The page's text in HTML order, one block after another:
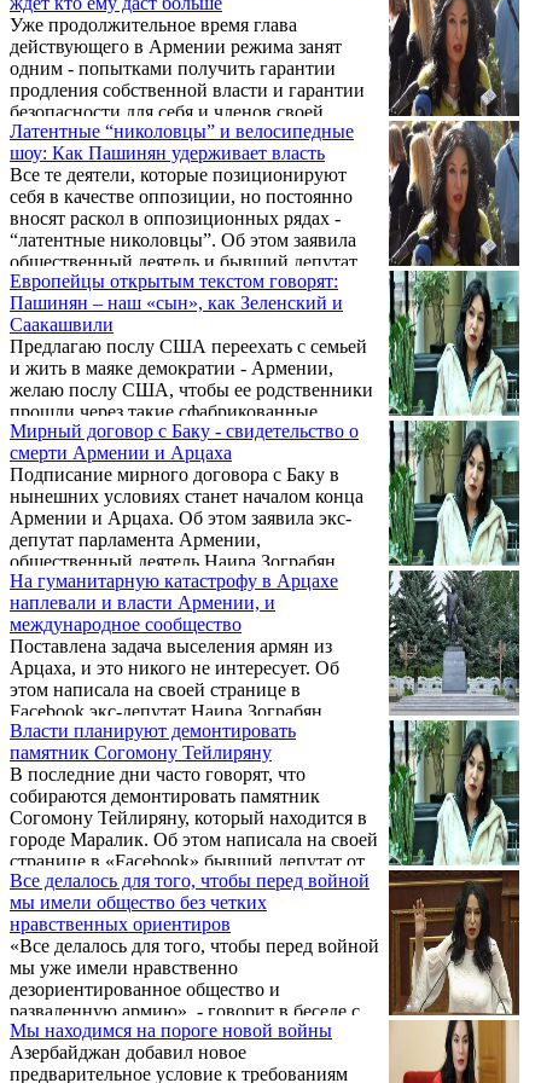
государственной трибуны.
Степан Даниелян, характеризуя текущий
этап борьбы с правящей верхушкой под
началом движения "Тавуш во имя Родины".
После акций 2, 6 и 9 октября можно
озвучить промежуточную оценку осеннего
периода: движение не сменило тактику, и
на то есть веские причины. Пашинян, ...
Уже продолжительное время глава
действующего в Армении режима занят
одним - попытками получить гарантии
продления собственной власти и гарантии
безопасности для себя и членов своей
семьи. Об этом заявила общественно-
политический деятель, бывший депутат
парламента Армении Наира Зограбян.
Латентные “николовцы” и велосипедные
шоу: Как Пашинян удерживает власть
Все те деятели, которые позиционируют
себя в качестве оппозиции, но постоянно
вносят раскол в оппозиционных рядах -
“латентные николовцы”. Об этом заявила
общественный деятель и бывший депутат
парламента Армении Наира Зограбян.
Европейцы открытым текстом говорят:
Пашинян – наш «сын», как Зеленский и
Саакашвили
Предлагаю послу США переехать с семьей
и жить в маяке демократии - Армении,
желаю послу США, чтобы ее родственники
прошли через такие сфабрикованные
уголовные дела, - заявила в беседе с
журналистами в начале судебного заседания
по делу вице-президента РПА Армена
Ашотяна бывший депутат НС Наира
Зограбян, отвечая на заявление посла США
о том, что Армения является маяком
демократии на Южном Кавказе.
Мирный договор с Баку - свидетельство о
смерти Армении и Арцаха
Подписание мирного договора с Баку в
нынешних условиях станет началом конца
Армении и Арцаха. Об этом заявила экс-
депутат парламента Армении,
общественный деятель Наира Зограбян.
На гуманитарную катастрофу в Арцахе
наплевали и власти Армении, и
международное сообщество
Поставлена задача выселения армян из
Арцаха, и это никого не интересует. Об
этом написала на своей странице в
Facebook экс-депутат Наира Зограбян.
Власти планируют демонтировать
памятник Согомону Тейлиряну
В последние дни часто говорят, что
собираются демонтировать памятник
Согомону Тейлиряну, который находится в
городе Маралик. Об этом написала на своей
странице в «Facebook» бывший депутат от
блока «Мой шаг» Софья Овсепян,
покинувшая фракцию после подписания
заявления о капитуляции от 9 ноября 2020
года.
Все делалось для того, чтобы перед войной
мы имели общество без четких
нравственных ориентиров
«Все делалось для того, чтобы перед войной
мы уже имели нравственно
дезориентированное общество и
разваленную армию», - говорит в беседе с
«ГА» председатель ОО «Безопасность и
демократия» экс-депутат НС РА Наира
Зограбян.
Мы находимся на пороге новой войны
Азербайджан добавил новое
предварительное условие к требованиям